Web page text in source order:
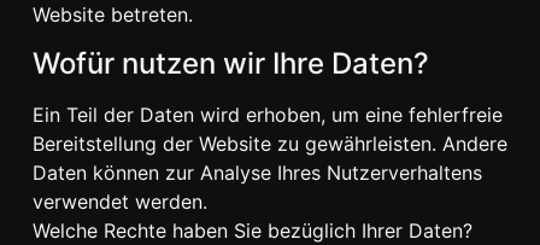
Website betreten.
Wofür nutzen wir Ihre Daten?
Ein Teil der Daten wird erhoben, um eine fehlerfreie
Bereitstellung der Website zu gewährleisten. Andere
Daten können zur Analyse Ihres Nutzerverhaltens
verwendet werden.
Welche Rechte haben Sie bezüglich Ihrer Daten?